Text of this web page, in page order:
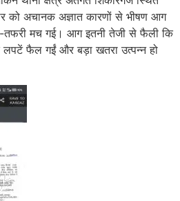
को अचानक अज्ञात कारणों से भीषण आग
मच गई। आग इतनी तेजी से फैली कि
फैल गईं और बड़ा खतरा उत्पन्न हो